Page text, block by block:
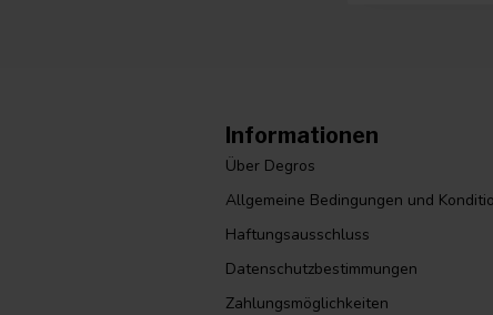
Informationen
Über Degros
Allgemeine Bedingungen und
Haftungsausschluss
Datenschutzbestimmungen
Zahlungsmöglichkeiten